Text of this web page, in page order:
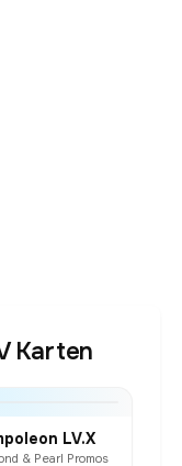
Karten
LV.X
& Pearl Promos